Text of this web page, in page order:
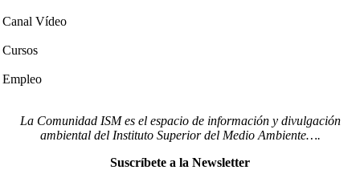
Canal Vídeo
Cursos
Empleo
La Comunidad ISM es el espacio de información y divulgación
ambiental del Instituto Superior del Medio Ambiente….
Suscríbete a la Newsletter